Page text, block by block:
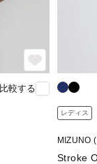
比較する
レディス
MIZUNO
Stroke